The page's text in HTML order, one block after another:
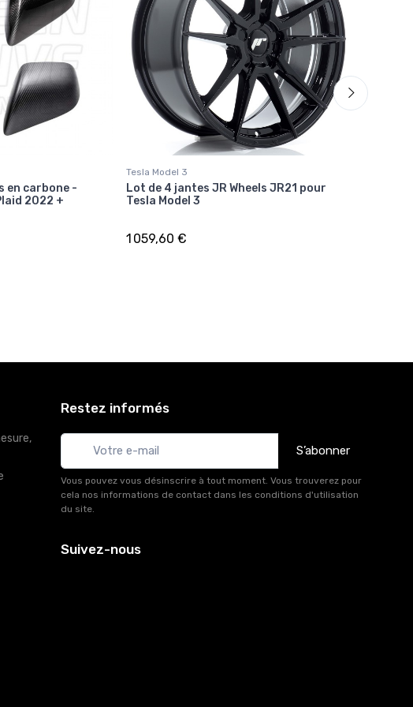
en carbone -
2022 +
Tesla Model 3
Lot de 4 jantes JR Wheels JR21 pour
Tesla Model 3
1 059,60 €
Restez informés
S’abonner
Vous pouvez vous désinscrire à tout moment. Vous trouverez pour
cela nos informations de contact dans les conditions d'utilisation
du site.
Suivez-nous